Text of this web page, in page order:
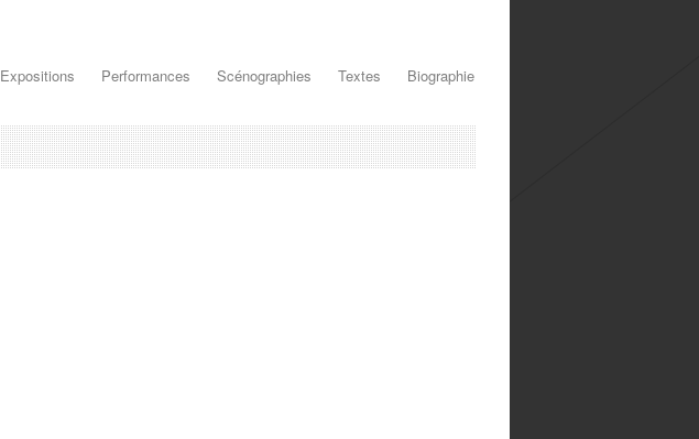
Expositions Performances Scénographies Textes Biographie